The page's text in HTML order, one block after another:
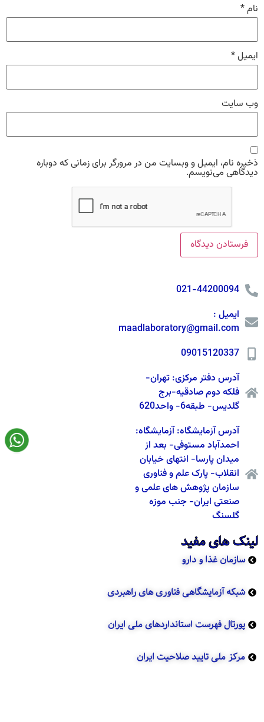
*
نام، ایمیل و وبسایت من در مرورگر برای زمانی که دوباره
می‌نویسم.
021-44200094
ایمیل :
maadlaboratory@gmail.com
09015120337
آدرس دفتر مرکزی: تهران-
فلکه دوم صادقیه-برج
گلدیس- طبقه6- واحد620
آدرس آزمایشگاه: آزمایشگاه:
احمدآباد مستوفی- بعد از
میدان پارسا- انتهای خیابان
انقلاب- پارک علم و فناوری
سازمان پژوهش های علمی و
صنعتی ایران- جنب موزه
گلسنگ
های مفید
سازمان غذا و دارو
شبکه آزمایشگاهی فناوری های راهبردی
پورتال فهرست استانداردهای ملی ایران
مرکز ملی تایید صلاحیت ایران